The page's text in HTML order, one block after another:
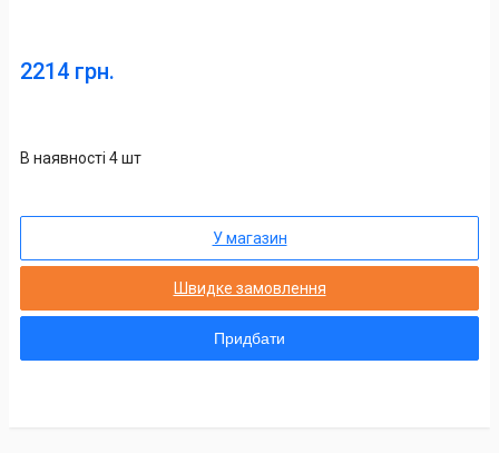
2214 грн.
В наявності 4 шт
У магазин
Швидке замовлення
Придбати